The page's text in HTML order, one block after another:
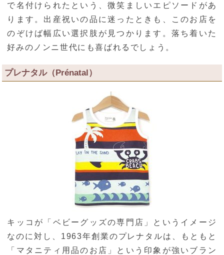
で名付けられたという、微笑ましいエピソードがあ
ります。出産祝いの品に迷ったときも、このお店を
のぞけば幅広い選択肢が見つかります。落ち着いた
好みのノンニ世代にも喜ばれるでしょう。
プレナタル（Prénatal）
キッコが「ベビーグッズの専門店」というイメージ
なのに対し、1963年創業のプレナタルは、もともと
「マタニティ用品のお店」という印象が強いブラン